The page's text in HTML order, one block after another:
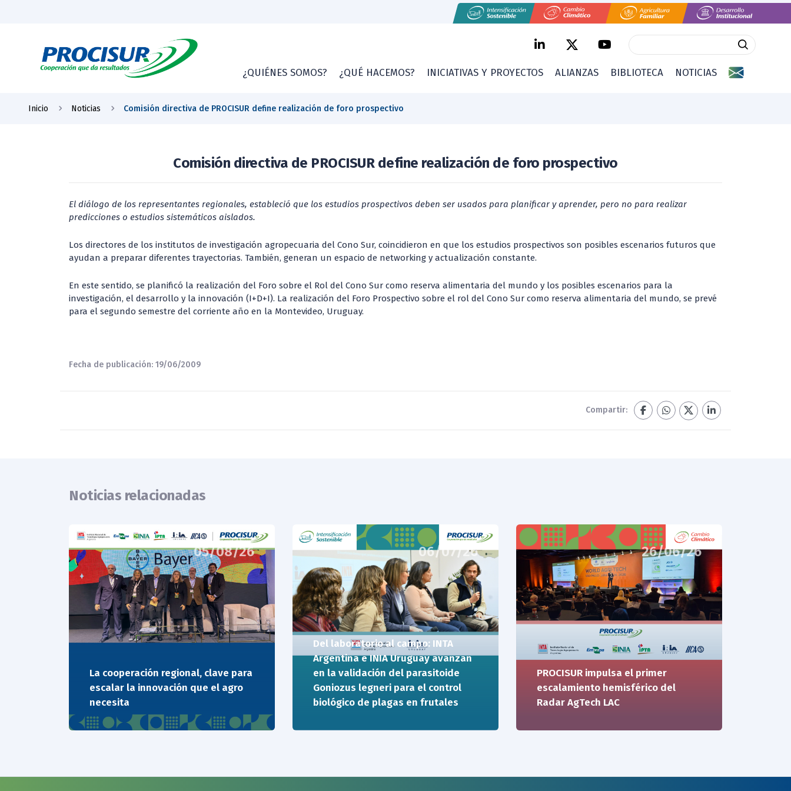
¿QUIÉNES SOMOS? ¿QUÉ HACEMOS? INICIATIVAS Y PROYECTOS ALIANZAS BIBLIOTECA NOTICIAS
Inicio Noticias Comisión directiva de PROCISUR define realización de foro prospectivo
Comisión directiva de PROCISUR define realización de foro prospectivo
El diálogo de los representantes regionales, estableció que los estudios prospectivos deben ser usados para planificar y aprender, pero no para realizar
predicciones o estudios sistemáticos aislados.
Los directores de los institutos de investigación agropecuaria del Cono Sur, coincidieron en que los estudios prospectivos son posibles escenarios futuros que
ayudan a preparar diferentes trayectorias. También, generan un espacio de networking y actualización constante.
En este sentido, se planificó la realización del Foro sobre el Rol del Cono Sur como reserva alimentaria del mundo y los posibles escenarios para la
investigación, el desarrollo y la innovación (I+D+I). La realización del Foro Prospectivo sobre el rol del Cono Sur como reserva alimentaria del mundo, se prevé
para el segundo semestre del corriente año en la Montevideo, Uruguay.
Fecha de publicación: 19/06/2009
Compartir:
Noticias relacionadas
05/08/26
La cooperación regional, clave para
escalar la innovación que el agro
necesita
06/07/26
Del laboratorio al campo: INTA
Argentina e INIA Uruguay avanzan
en la validación del parasitoide
Goniozus legneri para el control
biológico de plagas en frutales
26/06/26
PROCISUR impulsa el primer
escalamiento hemisférico del
Radar AgTech LAC